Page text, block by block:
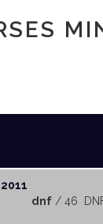
dnf / 46